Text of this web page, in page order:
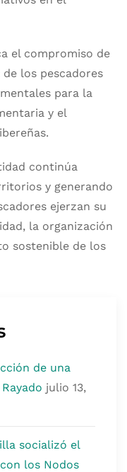
el compromiso de
los pescadores
para la
y el
continúa
y generando
ejerzan su
la organización
sostenible de los
de una
julio 13,
socializó el
los Nodos